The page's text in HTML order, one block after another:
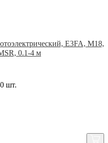
E3FA, M18,
0.1-4 м
шт.